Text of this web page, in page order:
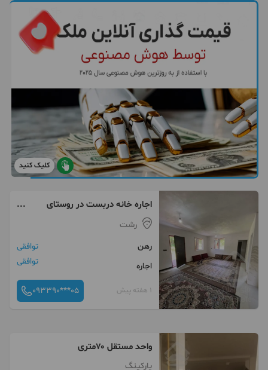
کلیک کنید
اجاره خانه دربست در روستای
شهربیجار
رشت
رهن
توافقی
اجاره
توافقی
1 هفته پیش 093390***05
واحد مستقل ۷۰متری
پارکینگ